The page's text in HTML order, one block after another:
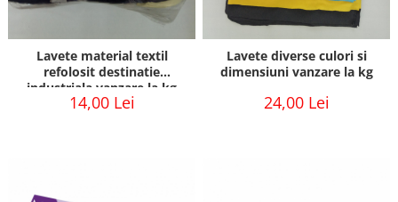
Lavete material textil
refolosit destinatie
industriala vanzare la kg
14,00 Lei
Lavete diverse culori si
dimensiuni vanzare la kg
24,00 Lei